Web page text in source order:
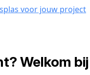
voor jouw project
Welkom